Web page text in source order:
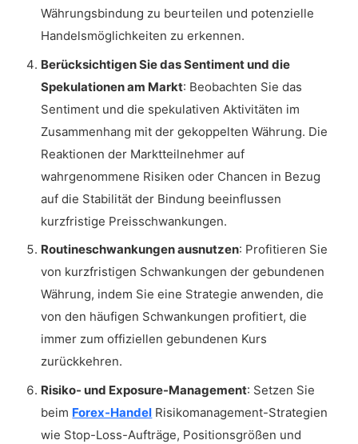
Währungsbindung zu beurteilen und potenzielle
Handelsmöglichkeiten zu erkennen.
Berücksichtigen Sie das Sentiment und die
Spekulationen am Markt: Beobachten Sie das
Sentiment und die spekulativen Aktivitäten im
Zusammenhang mit der gekoppelten Währung. Die
Reaktionen der Marktteilnehmer auf
wahrgenommene Risiken oder Chancen in Bezug
auf die Stabilität der Bindung beeinflussen
kurzfristige Preisschwankungen.
Routineschwankungen ausnutzen: Profitieren Sie
von kurzfristigen Schwankungen der gebundenen
Währung, indem Sie eine Strategie anwenden, die
von den häufigen Schwankungen profitiert, die
immer zum offiziellen gebundenen Kurs
zurückkehren.
Risiko- und Exposure-Management: Setzen Sie
beim Forex-Handel Risikomanagement-Strategien
wie Stop-Loss-Aufträge, Positionsgrößen und